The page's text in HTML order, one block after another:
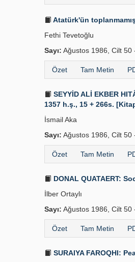
Atatürk'ün toplanmamış
Fethi Tevetoğlu
Sayı: Ağustos 1986, Cilt 50
Özet Tam Metin
SEYYİD ALİ EKBER
1357 h.ş., 15 + 266s. [Kitap
İsmail Aka
Sayı: Ağustos 1986, Cilt 50
Özet Tam Metin
DONAL QUATAERT:
İlber Ortaylı
Sayı: Ağustos 1986, Cilt 50
Özet Tam Metin
SURAIYA FAROQHI: